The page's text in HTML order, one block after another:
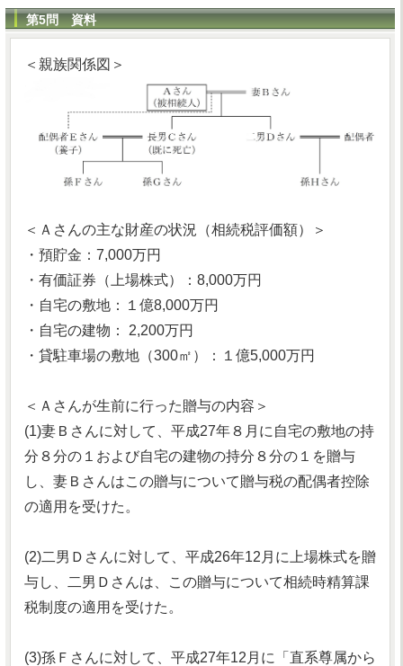
第5問 資料
＜親族関係図＞
＜Ａさんの主な財産の状況（相続税評価額）＞
・預貯金：7,000万円
・有価証券（上場株式）：8,000万円
・自宅の敷地：１億8,000万円
・自宅の建物： 2,200万円
・貸駐車場の敷地（300㎡）：１億5,000万円
＜Ａさんが生前に行った贈与の内容＞
(1)妻Ｂさんに対して、平成27年８月に自宅の敷地の持
分８分の１および自宅の建物の持分８分の１を贈与
し、妻Ｂさんはこの贈与について贈与税の配偶者控除
の適用を受けた。
(2)二男Ｄさんに対して、平成26年12月に上場株式を贈
与し、二男Ｄさんは、この贈与について相続時精算課
税制度の適用を受けた。
(3)孫Ｆさんに対して、平成27年12月に「直系尊属から